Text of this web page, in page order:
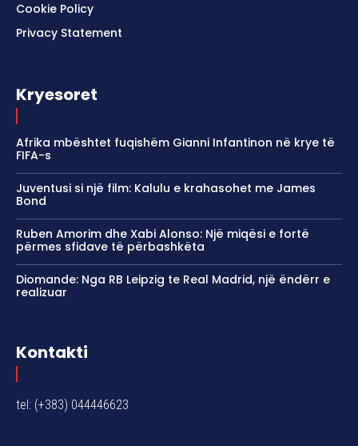
Cookie Policy
Privacy Statement
Kryesoret
Afrika mbështet fuqishëm Gianni Infantinon në krye të
FIFA-s
Juventusi si një film: Kalulu e krahasohet me James
Bond
Ruben Amorim dhe Xabi Alonso: Një miqësi e fortë
përmes sfidave të përbashkëta
Diomande: Nga RB Leipzig te Real Madrid, një ëndërr e
realizuar
Kontakti
tel: (+383) 044446623